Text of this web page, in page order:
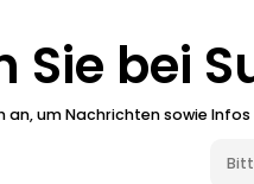
Sie bei
an, um Nachrichten sowie